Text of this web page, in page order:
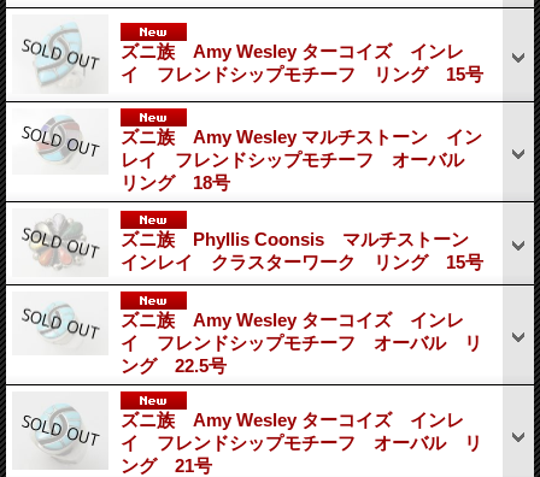
ズニ族 Amy Wesley ターコイズ インレ
イ フレンドシップモチーフ リング 15号
ズニ族 Amy Wesley マルチストーン イン
レイ フレンドシップモチーフ オーバル
リング 18号
ズニ族 Phyllis Coonsis マルチストーン
インレイ クラスターワーク リング 15号
ズニ族 Amy Wesley ターコイズ インレ
イ フレンドシップモチーフ オーバル リ
ング 22.5号
ズニ族 Amy Wesley ターコイズ インレ
イ フレンドシップモチーフ オーバル リ
ング 21号